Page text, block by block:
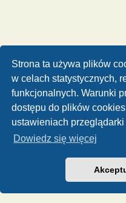
Strona ta używa plików
w celach statystycznych,
funkcjonalnych. Warunki
dostępu do plików
ustawieniach
Dowiedz się więcej